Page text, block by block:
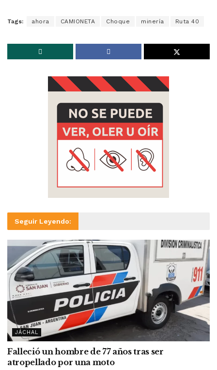
Tags: ahora CAMIONETA Choque minería Ruta 40
Seguir Leyendo:
JÁCHAL
Falleció un hombre de 77 años tras ser
atropellado por una moto